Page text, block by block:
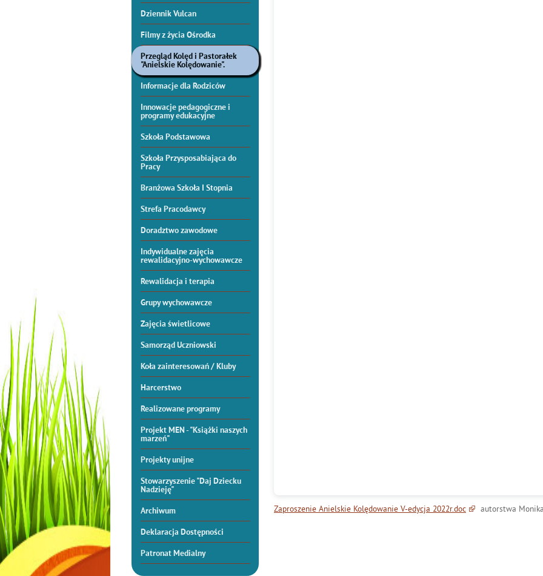
Dziennik Vulcan
Filmy z życia Ośrodka
Przegląd Kolęd i Pastorałek
"Anielskie Kolędowanie".
Informacje dla Rodziców
Innowacje pedagogiczne i
programy edukacyjne
Szkoła Podstawowa
Szkoła Przysposabiająca do
Pracy
Branżowa Szkoła I Stopnia
Strefa Pracodawcy
Doradztwo zawodowe
Indywidualne zajęcia
rewalidacyjno-wychowawcze
Rewalidacja i terapia
Grupy wychowawcze
Zajęcia świetlicowe
Samorząd Uczniowski
Koła zainteresowań / Kluby
Harcerstwo
Realizowane programy
Projekt MEN - "Książki naszych
marzeń"
Projekty unijne
Stowarzyszenie "Daj Dziecku
Nadzieję"
Archiwum
Deklaracja Dostępności
Patronat Medialny
Zaproszenie Anielskie Kolędowanie V-edycja 2022r.doc autorstwa